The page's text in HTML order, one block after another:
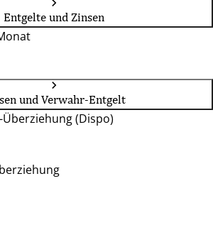
Entgelte und Zinsen
und Verwahr-Entgelt
(Dispo)